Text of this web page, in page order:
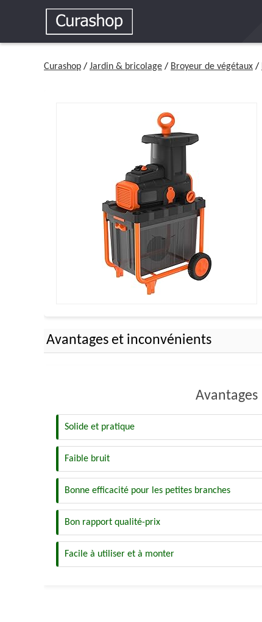
Curashop / Jardin & bricolage / Broyeur de végétaux /
Avantages et inconvénients
Avantages
Solide et pratique
Faible bruit
Bonne efficacité pour les petites branches
Bon rapport qualité-prix
Facile à utiliser et à monter